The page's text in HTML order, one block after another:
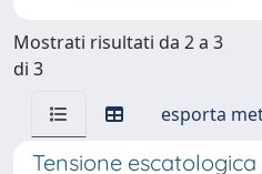
Mostrati risultati da 2 a 3
di 3
esporta
Tensione